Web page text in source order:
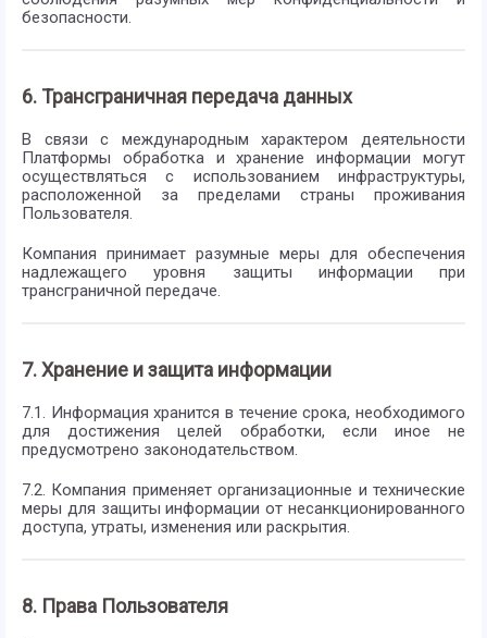
безопасности.
6. Трансграничная передача данных
В связи с международным характером деятельности
Платформы обработка и хранение информации могут
осуществляться с использованием инфраструктуры,
расположенной за пределами страны проживания
Пользователя.
Компания принимает разумные меры для обеспечения
надлежащего уровня защиты информации при
трансграничной передаче.
7. Хранение и защита информации
7.1. Информация хранится в течение срока, необходимого
для достижения целей обработки, если иное не
предусмотрено законодательством.
7.2. Компания применяет организационные и технические
меры для защиты информации от несанкционированного
доступа, утраты, изменения или раскрытия.
8. Права Пользователя